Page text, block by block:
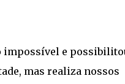
impossível e
mas realiza nossos